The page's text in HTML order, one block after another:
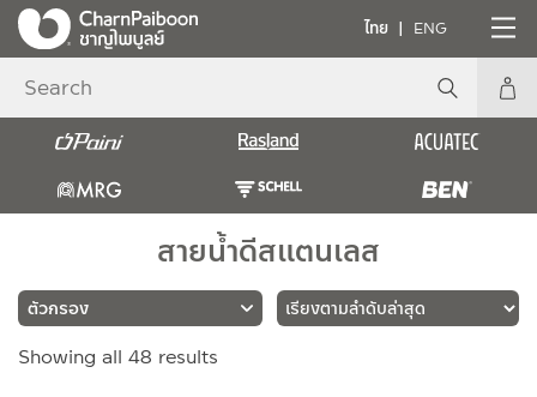
ไทย ENG
สายน้ำดีสแตนเลส
แบรนด์
Showing all 48 results